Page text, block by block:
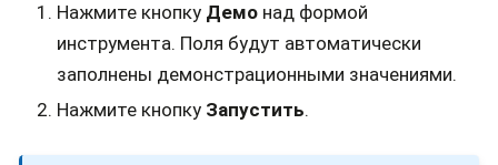
Нажмите кнопку Демо над формой
инструмента. Поля будут автоматически
заполнены демонстрационными значениями.
Нажмите кнопку Запустить.